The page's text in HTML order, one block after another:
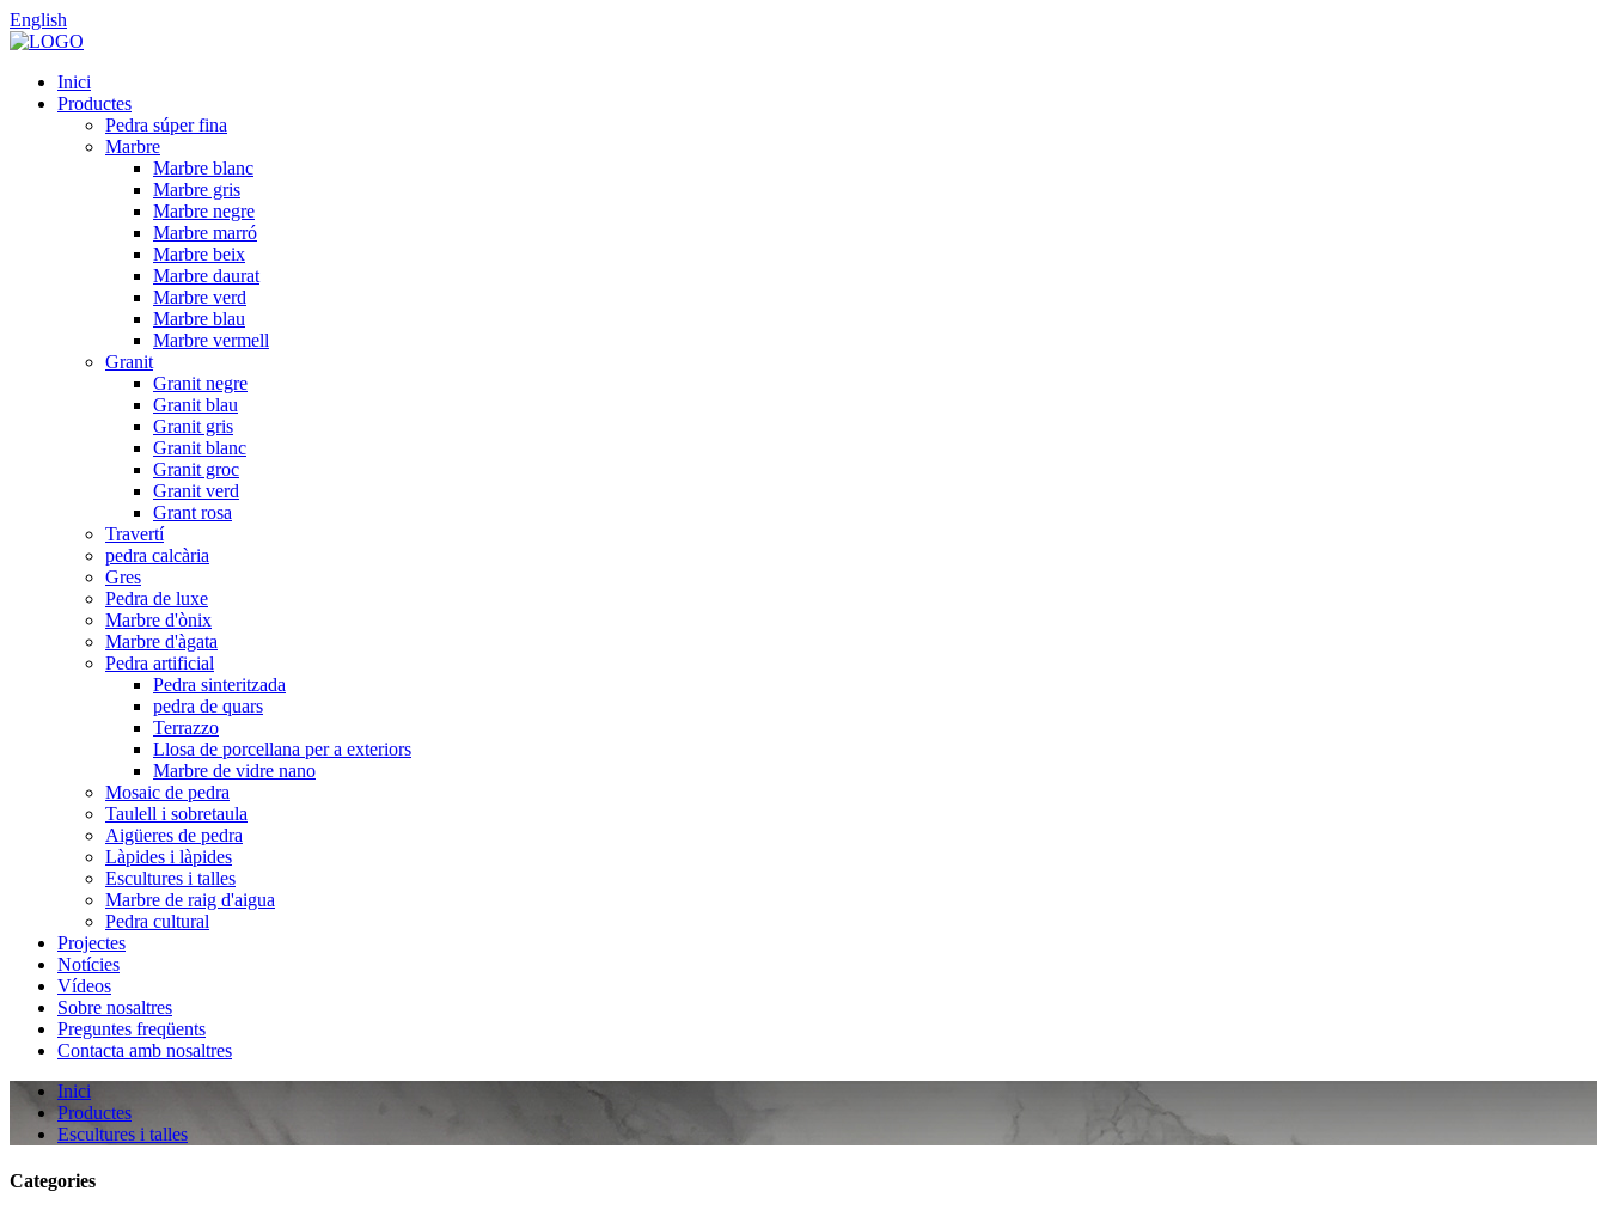
English
Inici
Productes
Pedra súper fina
Marbre
Marbre blanc
Marbre gris
Marbre negre
Marbre marró
Marbre beix
Marbre daurat
Marbre verd
Marbre blau
Marbre vermell
Granit
Granit negre
Granit blau
Granit gris
Granit blanc
Granit groc
Granit verd
Grant rosa
Travertí
pedra calcària
Gres
Pedra de luxe
Marbre d'ònix
Marbre d'àgata
Pedra artificial
Pedra sinteritzada
pedra de quars
Terrazzo
Llosa de porcellana per a exteriors
Marbre de vidre nano
Mosaic de pedra
Taulell i sobretaula
Aigüeres de pedra
Làpides i làpides
Escultures i talles
Marbre de raig d'aigua
Pedra cultural
Projectes
Notícies
Vídeos
Sobre nosaltres
Preguntes freqüents
Contacta amb nosaltres
Inici
Productes
Escultures i talles
Categories